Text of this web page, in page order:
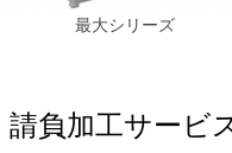
最大シリーズ
請負加工サービ